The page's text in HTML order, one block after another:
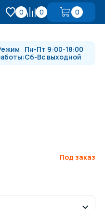
0 0 0
Пн-Пт 9:00-18:00
Сб-Вс выходной
Под заказ